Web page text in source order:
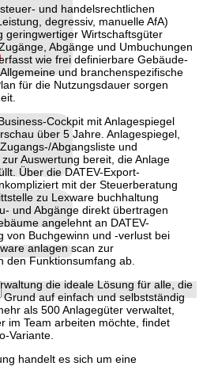
und handelsrechtlichen
degressiv, manuelle AfA)
geringwertiger Wirtschaftsgüter
Abgänge und Umbuchungen
wie frei definierbare Gebäude-
und branchenspezifische
für die Nutzungsdauer sorgen
Cockpit mit Anlagespiegel
über 5 Jahre. Anlagespiegel,
Abgangsliste und
Auswertung bereit, die Anlage
Über die DATEV-Export-
mit der Steuerberatung
zu Lexware buchhaltung
und Abgänge direkt übertragen
angelehnt an DATEV-
von Buchgewinn und -verlust bei
anlagen scan zur
den Funktionsumfang ab.
die ideale Lösung für alle, die
auf einfach und selbstständig
als 500 Anlagegüter verwaltet,
im Team arbeiten möchte, findet
Variante.
handelt es sich um eine